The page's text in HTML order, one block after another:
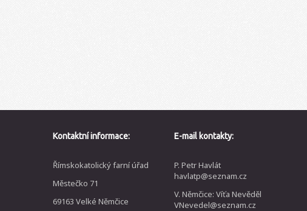
Kontaktní informace:
Římskokatolický farní úřad
Městečko 71
69163 Velké Němčice
E-mail kontakty:
P. Petr Havlát
havlatp@seznam.cz
V. Němčice: Víťa Nevěděl
VNevedel@seznam.cz